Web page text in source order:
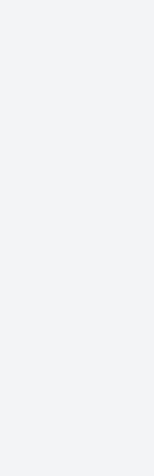
gebruik van cookies en
cookies om onze